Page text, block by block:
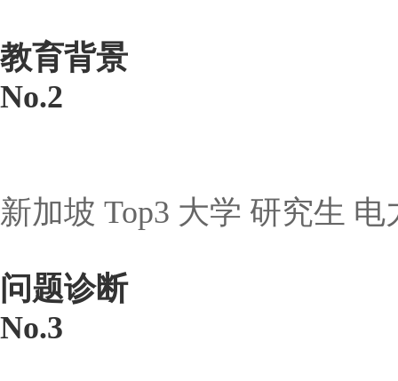
教育背景
No.2
新加坡 Top3 大学 研究生 电
问题诊断
No.3